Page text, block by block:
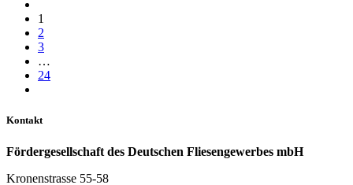
1
2
3
…
24
Kontakt
Fördergesellschaft des Deutschen Fliesengewerbes mbH
Kronenstrasse 55-58